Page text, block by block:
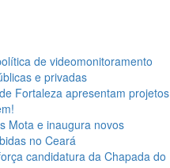
de videomonitoramento
e privadas
Fortaleza apresentam projetos
Mota e inaugura novos
no Ceará
candidatura da Chapada do